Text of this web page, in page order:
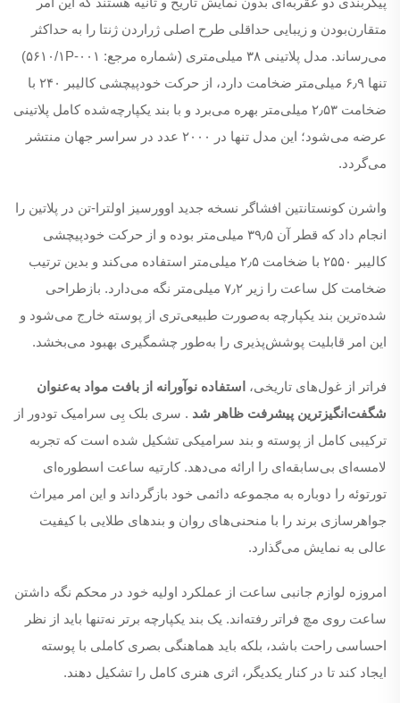
متقارن‌بودن و زیبایی حداقلی طرح اصلی ژراردن ژنتا را به حداکثر
می‌رساند. مدل پلاتینی ۳۸ میلی‌متری (شماره مرجع: ۵۶۱۰/۱P-۰۰۱)
تنها ۶٫۹ میلی‌متر ضخامت دارد، از حرکت خودپیچشی کالیبر ۲۴۰ با
ضخامت ۲٫۵۳ میلی‌متر بهره می‌برد و با بند یکپارچه‌شده کامل پلاتینی
عرضه می‌شود؛ این مدل تنها در ۲۰۰۰ عدد در سراسر جهان منتشر
می‌گردد.
واشرن کونستانتین افشاگر نسخه جدید اوورسیز اولترا-تن در پلاتین را
انجام داد که قطر آن ۳۹٫۵ میلی‌متر بوده و از حرکت خودپیچشی
کالیبر ۲۵۵۰ با ضخامت ۲٫۵ میلی‌متر استفاده می‌کند و بدین ترتیب
ضخامت کل ساعت را زیر ۷٫۲ میلی‌متر نگه می‌دارد. بازطراحی
شده‌ترین بند یکپارچه به‌صورت طبیعی‌تری از پوسته خارج می‌شود و
این امر قابلیت پوشش‌پذیری را به‌طور چشمگیری بهبود می‌بخشد.
فراتر از غول‌های تاریخی، استفاده نوآورانه از بافت مواد به‌عنوان
شگفت‌انگیزترین پیشرفت ظاهر شد . سری بلک بِی سرامیک تودور از
ترکیبی کامل از پوسته و بند سرامیکی تشکیل شده است که تجربه
لامسه‌ای بی‌سابقه‌ای را ارائه می‌دهد. کارتیه ساعت اسطوره‌ای
تورتوئه را دوباره به مجموعه دائمی خود بازگرداند و این امر میراث
جواهرسازی برند را با منحنی‌های روان و بندهای طلایی با کیفیت
عالی به نمایش می‌گذارد.
امروزه لوازم جانبی ساعت از عملکرد اولیه خود در محکم نگه داشتن
ساعت روی مچ فراتر رفته‌اند. یک بند یکپارچه برتر نه‌تنها باید از نظر
احساسی راحت باشد، بلکه باید هماهنگی بصری کاملی با پوسته
ایجاد کند تا در کنار یکدیگر، اثری هنری کامل را تشکیل دهند.